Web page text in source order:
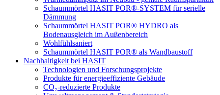
Schaummörtel HASIT POR®-SYSTEM für serielle
Dämmung
Schaummörtel HASIT POR® HYDRO als
Bodenausgleich im Außenbereich
Wohlfühlsaniert
Schaummörtel HASIT POR® als Wandbaustoff
Nachhaltigkeit bei HASIT
Technologien und Forschungsprojekte
Produkte für energieeffiziente Gebäude
CO₂-reduzierte Produkte